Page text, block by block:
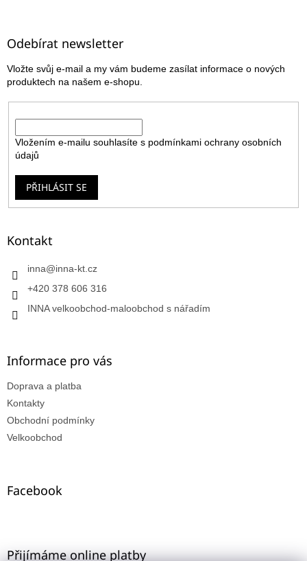
Odebírat newsletter
Vložte svůj e-mail a my vám budeme zasílat informace o nových
produktech na našem e-shopu.
Vložením e-mailu souhlasíte s podmínkami ochrany osobních
údajů
PŘIHLÁSIT SE
Kontakt
inna@inna-kt.cz
+420 378 606 316
INNA velkoobchod-maloobchod s nářadím
Informace pro vás
Doprava a platba
Kontakty
Obchodní podmínky
Velkoobchod
Facebook
Přijímáme online platby